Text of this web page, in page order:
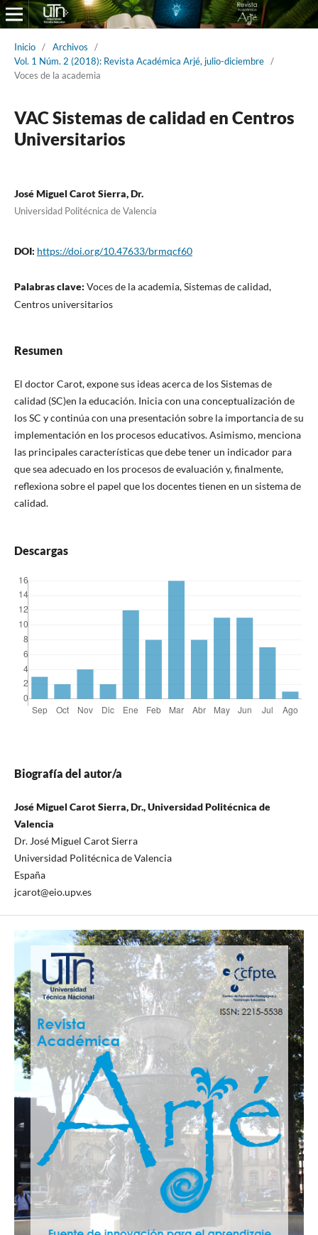
Inicio / Archivos
/
Vol. 1 Núm. 2 (2018): Revista Académica Arjé, julio-diciembre /
Voces de la academia
VAC Sistemas de calidad en Centros
Universitarios
José Miguel Carot Sierra, Dr.
Universidad Politécnica de Valencia
DOI: https://doi.org/10.47633/brmqcf60
Palabras clave: Voces de la academia, Sistemas de calidad,
Centros universitarios
Resumen
El doctor Carot, expone sus ideas acerca de los Sistemas de
calidad (SC)en la educación. Inicia con una conceptualización de
los SC y continúa con una presentación sobre la importancia de su
implementación en los procesos educativos. Asimismo, menciona
las principales características que debe tener un indicador para
que sea adecuado en los procesos de evaluación y, finalmente,
reflexiona sobre el papel que los docentes tienen en un sistema de
calidad.
Descargas
Biografía del autor/a
José Miguel Carot Sierra, Dr., Universidad Politécnica de
Valencia
Dr. José Miguel Carot Sierra
Universidad Politécnica de Valencia
España
jcarot@eio.upv.es